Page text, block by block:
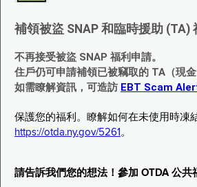
補領被盜 SNAP 和臨時援助 (TA)
不再接受被盜 SNAP 福利申請。
住戶仍可申請補領已被竊取的 TA（現金
如需瞭解資訊，可造訪 EBT Scam
保護您的福利。瞭解如何在未使用時凍
https://otda.ny.gov/5261 。
請告訴我們您的想法！參加 OTDA 公共